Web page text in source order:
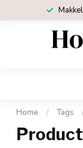
Home / Tags